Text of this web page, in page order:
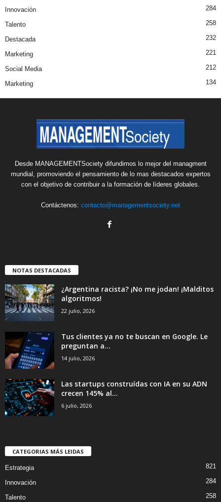
Innovación 284
Talento 258
Destacada 232
Marketing 221
Social Media 212
Marketing 134
Desde MANAGEMENTSociety difundimos lo mejor del managment
mundial, promoviendo el pensamiento de lo mas destacados expertos
con el objetivo de contribuir a la formación de líderes globales.
Contáctenos: contacto@managementsociety.net
NOTAS DESTACADAS
¿Argentina racista? ¡No me jodan! ¡Malditos
algoritmos!
22 julio, 2026
Tus clientes ya no te buscan en Google. Le
preguntan a...
14 julio, 2026
Las startups construídas con IA en su ADN
crecen 145% al...
6 julio, 2026
CATEGORIAS MÁS LEIDAS
Estrategia 821
Innovación 284
Talento 258